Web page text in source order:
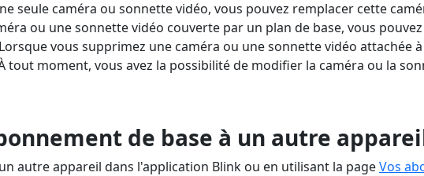
seule caméra ou sonnette vidéo, vous pouvez remplacer cette
ou une sonnette vidéo couverte par un plan de base, vous
vous supprimez une caméra ou une sonnette vidéo attachée
moment, vous avez la possibilité de modifier la caméra ou la
de base à un autre
autre appareil dans l'application Blink ou en utilisant la pageVos